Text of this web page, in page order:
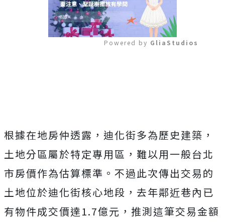
Powered by GliaStudios
根據在地房仲透露，迪化街多為歷史建築，
土地分區屬於特定專用區，難以用一般台北
市房價作為估算標準。不過此次傳出交易的
土地位於迪化街核心地段，去年鄰近巷內已
有物件成交價達1.7億元，推測這筆交易金額